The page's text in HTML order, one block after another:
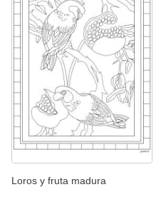
Loros y fruta madura